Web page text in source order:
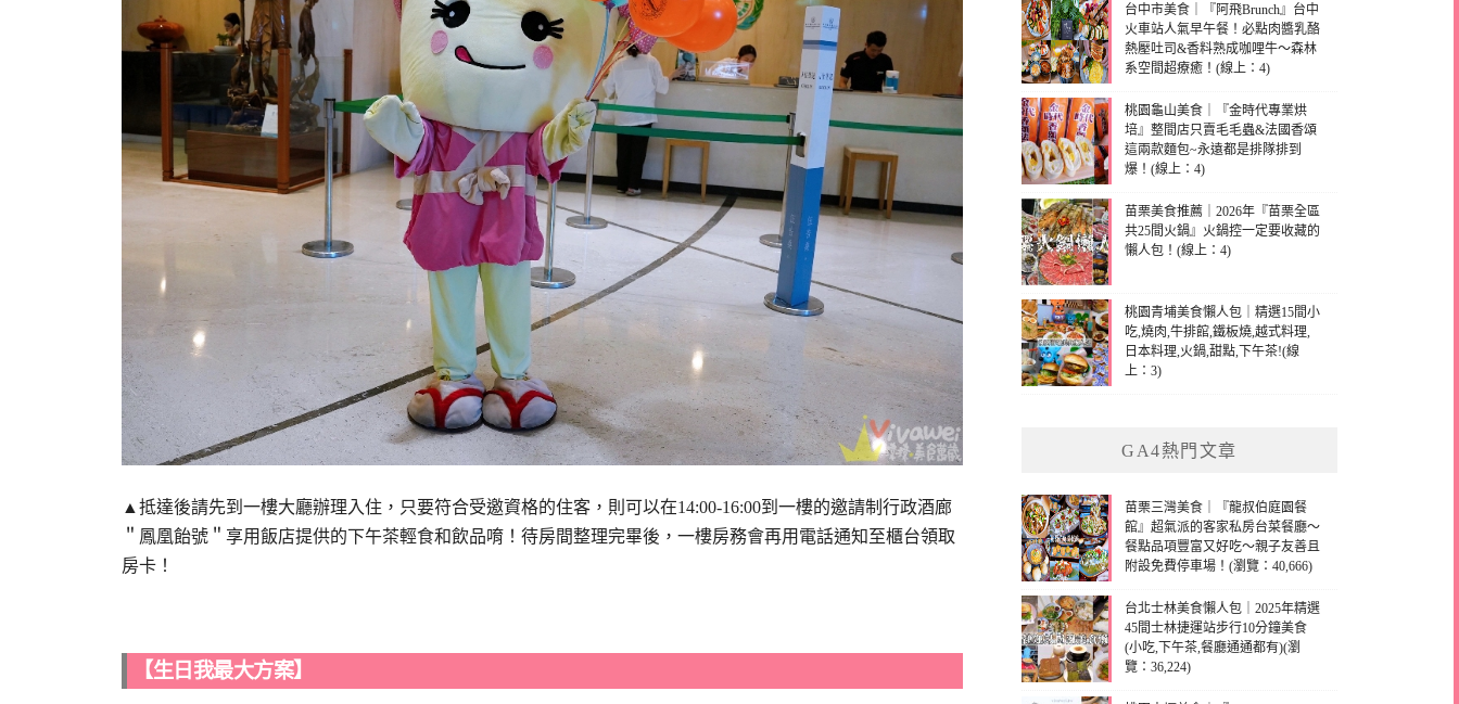
▲抵達後請先到一樓大廳辦理入住，只要符合受邀資格的住客，則可以在14:00-16:00到一樓的邀請制行政酒廊
＂鳳凰飴號＂享用飯店提供的下午茶輕食和飲品唷！待房間整理完畢後，一樓房務會再用電話通知至櫃台領取
房卡！
【生日我最大方案】
台中市美食｜『阿飛Brunch』台中
火車站人氣早午餐！必點肉醬乳酪
熱壓吐司&香料熟成咖哩牛～森林
系空間超療癒！(線上：4)
桃園龜山美食｜『金時代專業烘
培』整間店只賣毛毛蟲&法國香頌
這兩款麵包~永遠都是排隊排到
爆！(線上：4)
苗栗美食推薦｜2026年『苗栗全區
共25間火鍋』火鍋控一定要收藏的
懶人包！(線上：4)
桃園青埔美食懶人包｜精選15間小
吃,燒肉,牛排館,鐵板燒,越式料理,
日本料理,火鍋,甜點,下午茶!(線
上：3)
GA4熱門文章
苗栗三灣美食｜『龍叔伯庭園餐
館』超氣派的客家私房台菜餐廳～
餐點品項豐富又好吃～親子友善且
附設免費停車場！(瀏覽：40,666)
台北士林美食懶人包｜2025年精選
45間士林捷運站步行10分鐘美食
(小吃,下午茶,餐廳通通都有)(瀏
覽：36,224)